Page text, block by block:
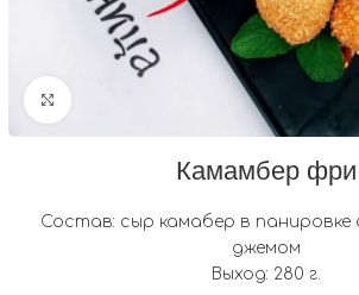
нажмите, чтобы увеличить
Камамбер фри
Состав: сыр камабер в панировке
джемом
Выход: 280 г.